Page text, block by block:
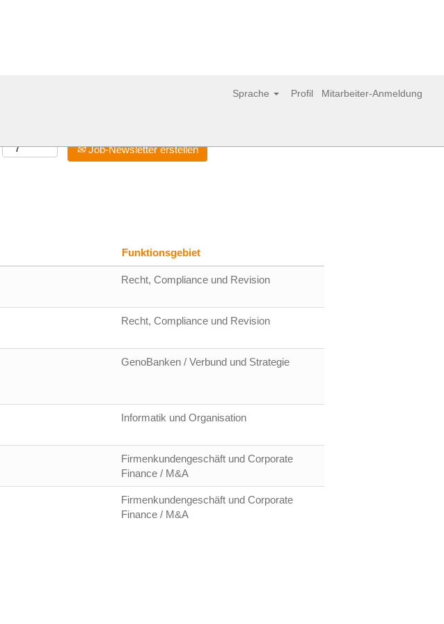
Sprache Profil Mitarbeiter-Anmeldung
Job-Newsletter erstellen
Funktionsgebiet
Recht, Compliance und Revision
Recht, Compliance und Revision
GenoBanken / Verbund und Strategie
Informatik und Organisation
Firmenkundengeschäft und Corporate
Finance / M&A
Firmenkundengeschäft und Corporate
Finance / M&A